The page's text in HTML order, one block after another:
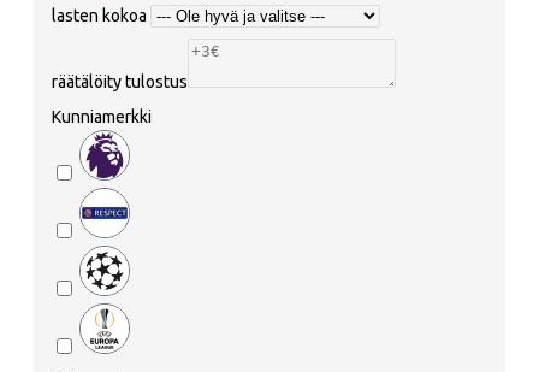
lasten kokoa
räätälöity tulostus
Kunniamerkki